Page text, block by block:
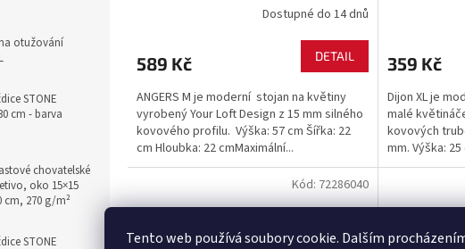
Tento web používá soubory cookie. Dalším
otužování
STONE
cm - barva
chovatelské
oko 15×15
cm, 270 g/m²
STONE
Dostupné do 14 dnů
589 Kč DETAIL
ANGERS M je moderní stojan na květiny
vyrobený Your Loft Design z 15 mm silného
kovového profilu. Výška: 57 cm Šířka: 22
cm Hloubka: 22 cmMaximální...
359 Kč
Dijon XL je
malé
kovových
mm. Výška:
Kód: 72286040